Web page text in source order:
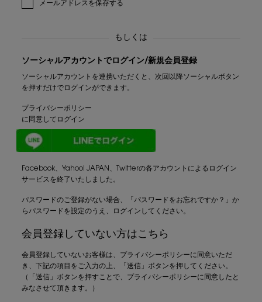
メールアドレスを保存する
もしくは
ソーシャルアカウントでログイン/新規会員登録
ソーシャルアカウントを連携いただくと、次回以降ソーシャルボタン
を押すだけでログインができます。
プライバシーポリシー
に同意してログイン
LINE
Facebook、Yahoo! JAPAN、Twitterの各アカウントによるログイン
サービスを終了いたしました。
パスワードのご登録がない場合、「パスワードをお忘れですか？」か
らパスワードを設定のうえ、ログインしてください。
会員登録していない方はこちら
会員登録していないお客様は、プライバシーポリシーに同意いただ
き、下記の項目をご入力の上、「送信」ボタンを押してください。
（「送信」ボタンを押すことで、プライバシーポリシーに同意したと
みなさせて頂きます。）